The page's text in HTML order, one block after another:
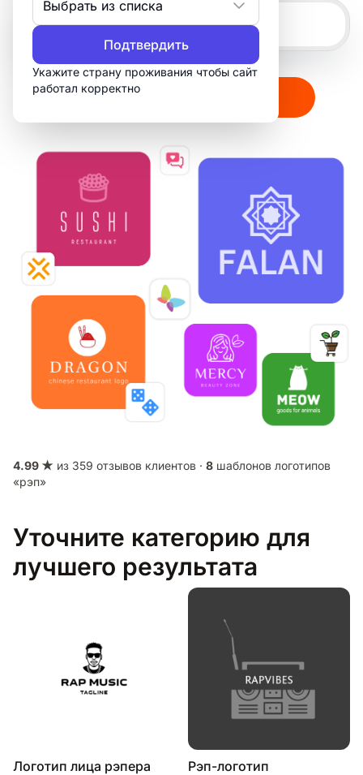
Выбрать из списка
Подтвердить
Укажите страну проживания чтобы сайт
работал корректно
Создать мой логотип
4.99 ★ из 359 отзывов клиентов · 8 шаблонов логотипов
«рэп»
Уточните категорию для
лучшего результата
Логотип лица рэпера Рэп-логотип